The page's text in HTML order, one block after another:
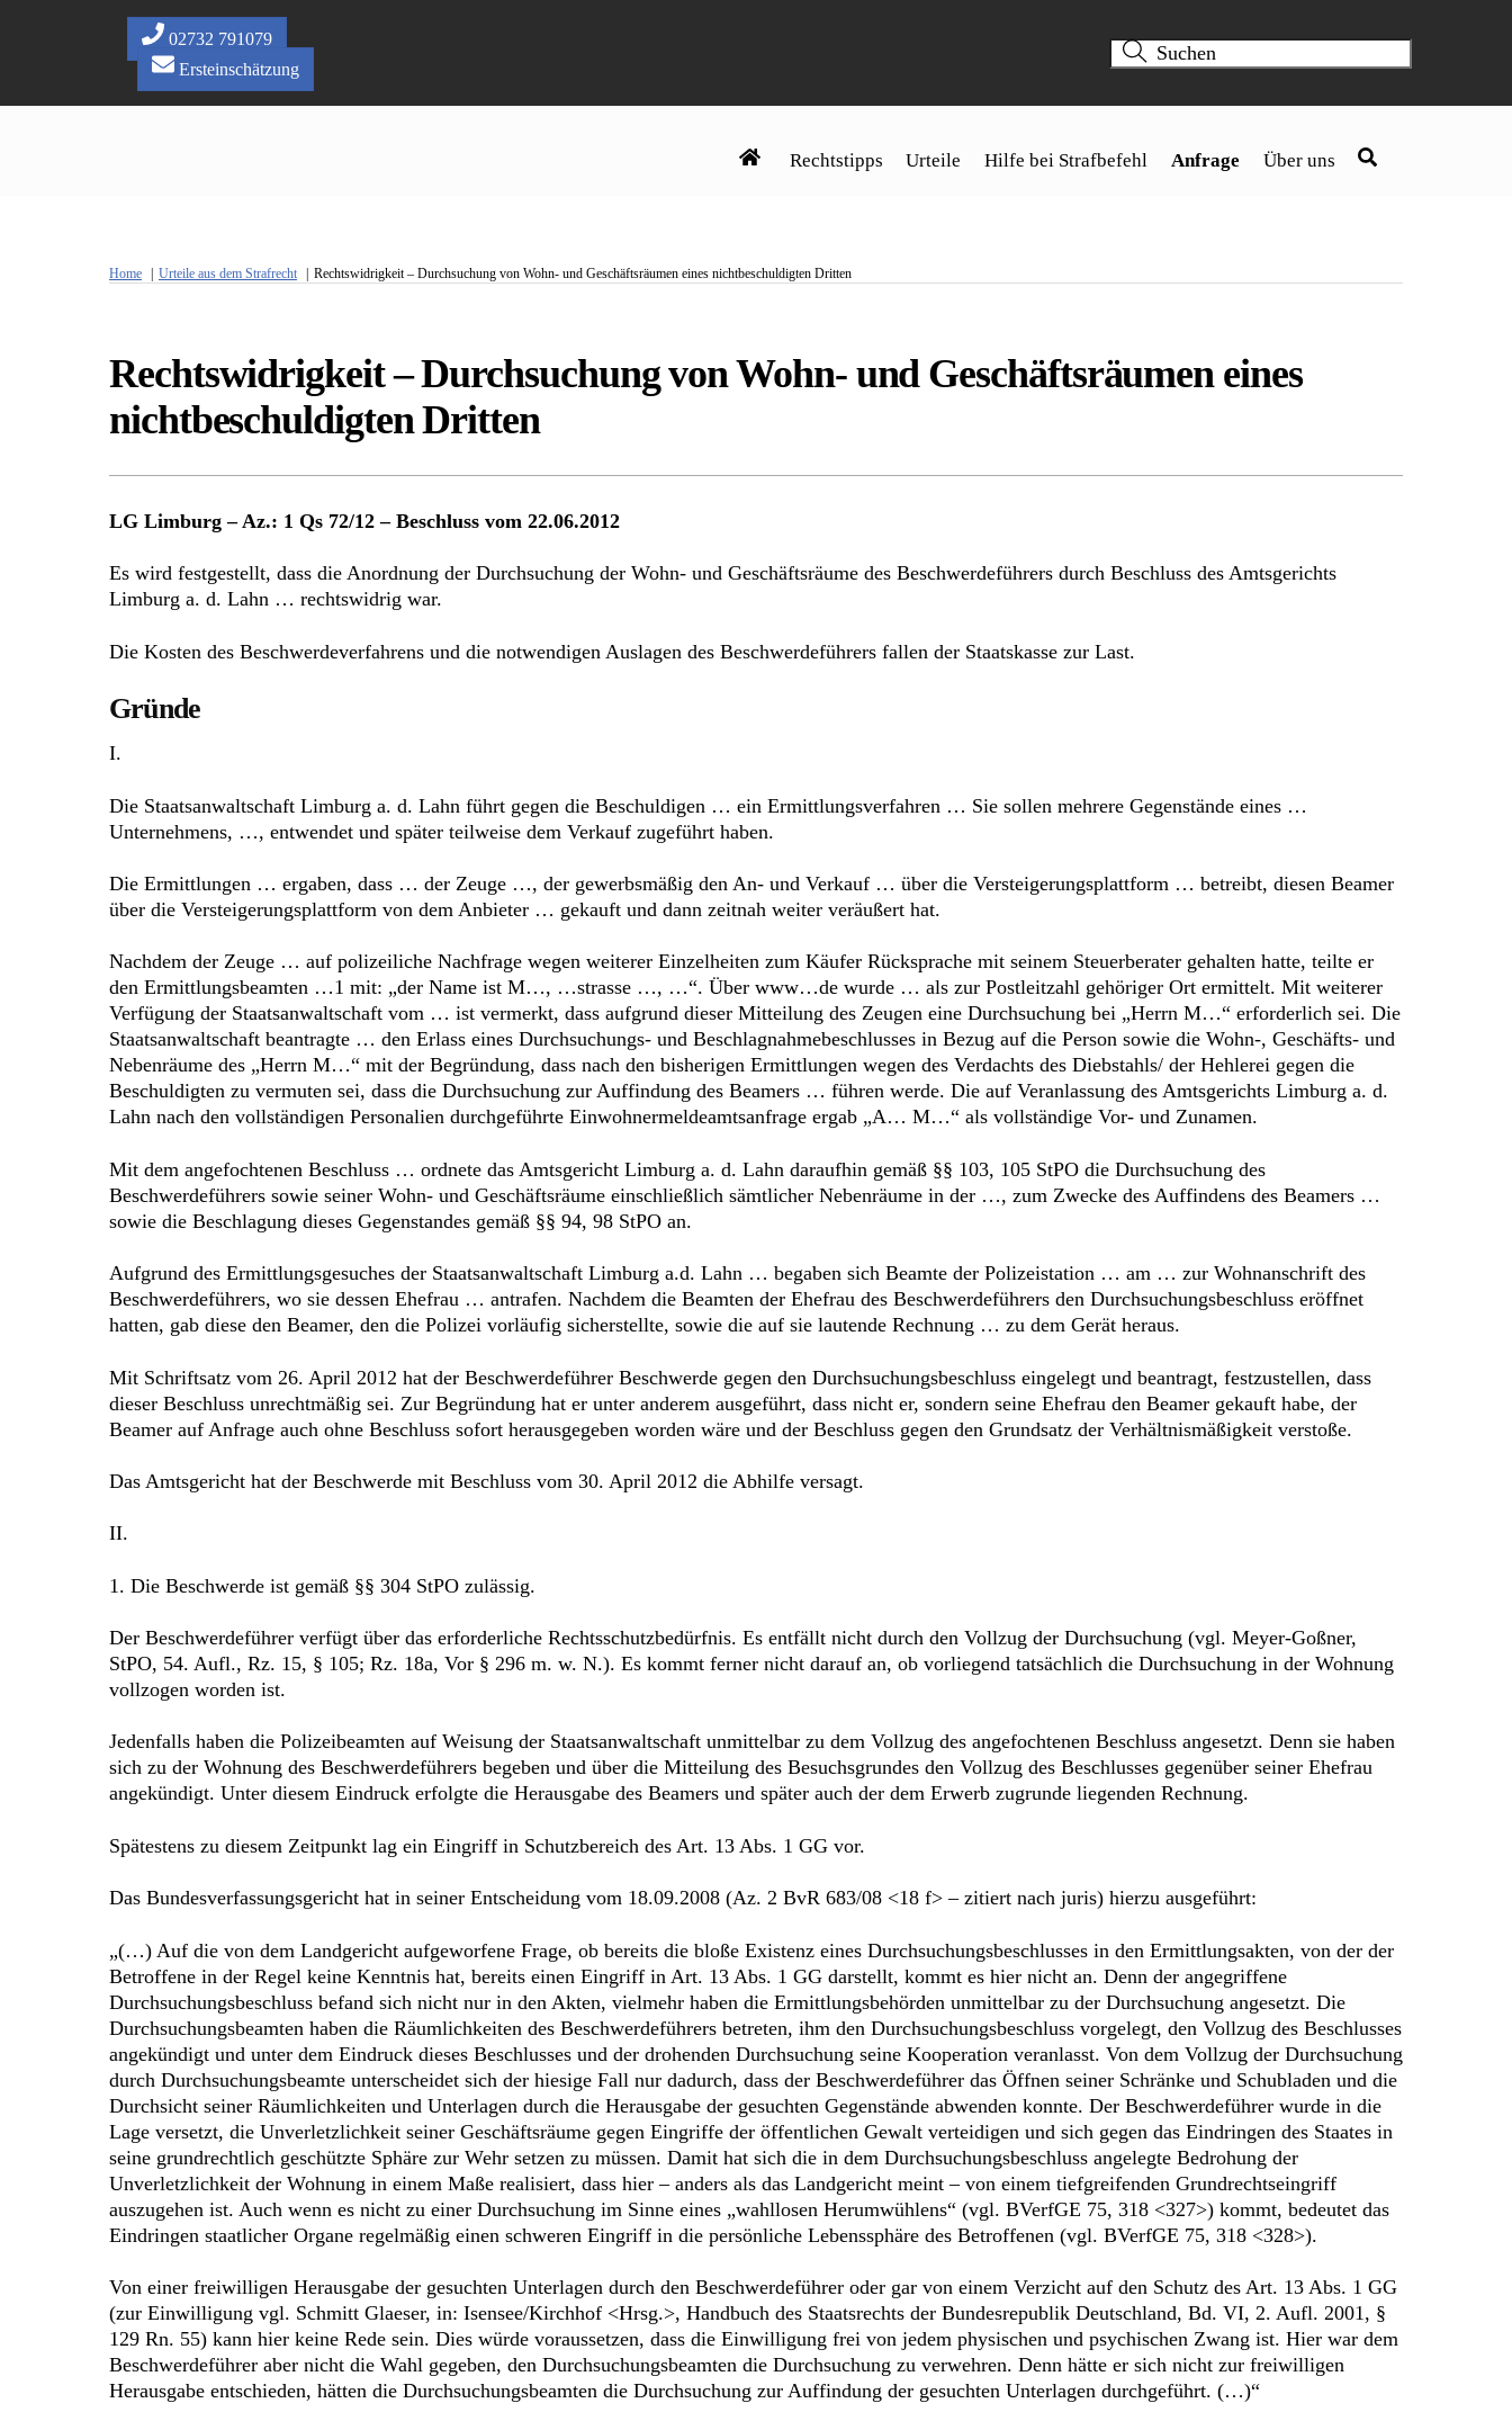
02732 791079
Ersteinschätzung
Rechtstipps Urteile Hilfe bei Strafbefehl Anfrage Über uns
Home Urteile aus dem Strafrecht Rechtswidrigkeit – Durchsuchung von Wohn- und Geschäftsräumen eines nichtbeschuldigten Dritten
Rechtswidrigkeit – Durchsuchung von Wohn- und Geschäftsräumen eines
nichtbeschuldigten Dritten
LG Limburg – Az.: 1 Qs 72/12 – Beschluss vom 22.06.2012
Es wird festgestellt, dass die Anordnung der Durchsuchung der Wohn- und Geschäftsräume des Beschwerdeführers durch Beschluss des Amtsgerichts
Limburg a. d. Lahn … rechtswidrig war.
Die Kosten des Beschwerdeverfahrens und die notwendigen Auslagen des Beschwerdeführers fallen der Staatskasse zur Last.
Gründe
I.
Die Staatsanwaltschaft Limburg a. d. Lahn führt gegen die Beschuldigen … ein Ermittlungsverfahren … Sie sollen mehrere Gegenstände eines …
Unternehmens, …, entwendet und später teilweise dem Verkauf zugeführt haben.
Die Ermittlungen … ergaben, dass … der Zeuge …, der gewerbsmäßig den An- und Verkauf … über die Versteigerungsplattform … betreibt, diesen Beamer
über die Versteigerungsplattform von dem Anbieter … gekauft und dann zeitnah weiter veräußert hat.
Nachdem der Zeuge … auf polizeiliche Nachfrage wegen weiterer Einzelheiten zum Käufer Rücksprache mit seinem Steuerberater gehalten hatte, teilte er
den Ermittlungsbeamten …1 mit: „der Name ist M…, …strasse …, …“. Über www…de wurde … als zur Postleitzahl gehöriger Ort ermittelt. Mit weiterer
Verfügung der Staatsanwaltschaft vom … ist vermerkt, dass aufgrund dieser Mitteilung des Zeugen eine Durchsuchung bei „Herrn M…“ erforderlich sei. Die
Staatsanwaltschaft beantragte … den Erlass eines Durchsuchungs- und Beschlagnahmebeschlusses in Bezug auf die Person sowie die Wohn-, Geschäfts- und
Nebenräume des „Herrn M…“ mit der Begründung, dass nach den bisherigen Ermittlungen wegen des Verdachts des Diebstahls/ der Hehlerei gegen die
Beschuldigten zu vermuten sei, dass die Durchsuchung zur Auffindung des Beamers … führen werde. Die auf Veranlassung des Amtsgerichts Limburg a. d.
Lahn nach den vollständigen Personalien durchgeführte Einwohnermeldeamtsanfrage ergab „A… M…“ als vollständige Vor- und Zunamen.
Mit dem angefochtenen Beschluss … ordnete das Amtsgericht Limburg a. d. Lahn daraufhin gemäß §§ 103, 105 StPO die Durchsuchung des
Beschwerdeführers sowie seiner Wohn- und Geschäftsräume einschließlich sämtlicher Nebenräume in der …, zum Zwecke des Auffindens des Beamers …
sowie die Beschlagung dieses Gegenstandes gemäß §§ 94, 98 StPO an.
Aufgrund des Ermittlungsgesuches der Staatsanwaltschaft Limburg a.d. Lahn … begaben sich Beamte der Polizeistation … am … zur Wohnanschrift des
Beschwerdeführers, wo sie dessen Ehefrau … antrafen. Nachdem die Beamten der Ehefrau des Beschwerdeführers den Durchsuchungsbeschluss eröffnet
hatten, gab diese den Beamer, den die Polizei vorläufig sicherstellte, sowie die auf sie lautende Rechnung … zu dem Gerät heraus.
Mit Schriftsatz vom 26. April 2012 hat der Beschwerdeführer Beschwerde gegen den Durchsuchungsbeschluss eingelegt und beantragt, festzustellen, dass
dieser Beschluss unrechtmäßig sei. Zur Begründung hat er unter anderem ausgeführt, dass nicht er, sondern seine Ehefrau den Beamer gekauft habe, der
Beamer auf Anfrage auch ohne Beschluss sofort herausgegeben worden wäre und der Beschluss gegen den Grundsatz der Verhältnismäßigkeit verstoße.
Das Amtsgericht hat der Beschwerde mit Beschluss vom 30. April 2012 die Abhilfe versagt.
II.
1. Die Beschwerde ist gemäß §§ 304 StPO zulässig.
Der Beschwerdeführer verfügt über das erforderliche Rechtsschutzbedürfnis. Es entfällt nicht durch den Vollzug der Durchsuchung (vgl. Meyer-Goßner,
StPO, 54. Aufl., Rz. 15, § 105; Rz. 18a, Vor § 296 m. w. N.). Es kommt ferner nicht darauf an, ob vorliegend tatsächlich die Durchsuchung in der Wohnung
vollzogen worden ist.
Jedenfalls haben die Polizeibeamten auf Weisung der Staatsanwaltschaft unmittelbar zu dem Vollzug des angefochtenen Beschluss angesetzt. Denn sie haben
sich zu der Wohnung des Beschwerdeführers begeben und über die Mitteilung des Besuchsgrundes den Vollzug des Beschlusses gegenüber seiner Ehefrau
angekündigt. Unter diesem Eindruck erfolgte die Herausgabe des Beamers und später auch der dem Erwerb zugrunde liegenden Rechnung.
Spätestens zu diesem Zeitpunkt lag ein Eingriff in Schutzbereich des Art. 13 Abs. 1 GG vor.
Das Bundesverfassungsgericht hat in seiner Entscheidung vom 18.09.2008 (Az. 2 BvR 683/08 <18 f> – zitiert nach juris) hierzu ausgeführt:
„(…) Auf die von dem Landgericht aufgeworfene Frage, ob bereits die bloße Existenz eines Durchsuchungsbeschlusses in den Ermittlungsakten, von der der
Betroffene in der Regel keine Kenntnis hat, bereits einen Eingriff in Art. 13 Abs. 1 GG darstellt, kommt es hier nicht an. Denn der angegriffene
Durchsuchungsbeschluss befand sich nicht nur in den Akten, vielmehr haben die Ermittlungsbehörden unmittelbar zu der Durchsuchung angesetzt. Die
Durchsuchungsbeamten haben die Räumlichkeiten des Beschwerdeführers betreten, ihm den Durchsuchungsbeschluss vorgelegt, den Vollzug des Beschlusses
angekündigt und unter dem Eindruck dieses Beschlusses und der drohenden Durchsuchung seine Kooperation veranlasst. Von dem Vollzug der Durchsuchung
durch Durchsuchungsbeamte unterscheidet sich der hiesige Fall nur dadurch, dass der Beschwerdeführer das Öffnen seiner Schränke und Schubladen und die
Durchsicht seiner Räumlichkeiten und Unterlagen durch die Herausgabe der gesuchten Gegenstände abwenden konnte. Der Beschwerdeführer wurde in die
Lage versetzt, die Unverletzlichkeit seiner Geschäftsräume gegen Eingriffe der öffentlichen Gewalt verteidigen und sich gegen das Eindringen des Staates in
seine grundrechtlich geschützte Sphäre zur Wehr setzen zu müssen. Damit hat sich die in dem Durchsuchungsbeschluss angelegte Bedrohung der
Unverletzlichkeit der Wohnung in einem Maße realisiert, dass hier – anders als das Landgericht meint – von einem tiefgreifenden Grundrechtseingriff
auszugehen ist. Auch wenn es nicht zu einer Durchsuchung im Sinne eines „wahllosen Herumwühlens“ (vgl. BVerfGE 75, 318 <327>) kommt, bedeutet das
Eindringen staatlicher Organe regelmäßig einen schweren Eingriff in die persönliche Lebenssphäre des Betroffenen (vgl. BVerfGE 75, 318 <328>).
Von einer freiwilligen Herausgabe der gesuchten Unterlagen durch den Beschwerdeführer oder gar von einem Verzicht auf den Schutz des Art. 13 Abs. 1 GG
(zur Einwilligung vgl. Schmitt Glaeser, in: Isensee/Kirchhof <Hrsg.>, Handbuch des Staatsrechts der Bundesrepublik Deutschland, Bd. VI, 2. Aufl. 2001, §
129 Rn. 55) kann hier keine Rede sein. Dies würde voraussetzen, dass die Einwilligung frei von jedem physischen und psychischen Zwang ist. Hier war dem
Beschwerdeführer aber nicht die Wahl gegeben, den Durchsuchungsbeamten die Durchsuchung zu verwehren. Denn hätte er sich nicht zur freiwilligen
Herausgabe entschieden, hätten die Durchsuchungsbeamten die Durchsuchung zur Auffindung der gesuchten Unterlagen durchgeführt. (…)“